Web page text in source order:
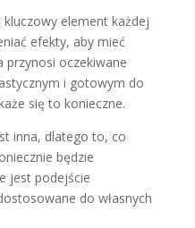
element każdej
efekty, aby mieć
przynosi oczekiwane
i gotowym do
się to konieczne.
inna, dlatego to, co
będzie
jest podejście
do własnych